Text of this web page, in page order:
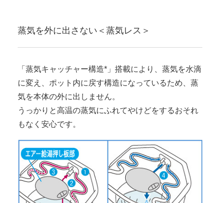
蒸気を外に出さない＜蒸気レス＞
「蒸気キャッチャー構造*」搭載により、蒸気を水滴
に変え、ポット内に戻す構造になっているため、蒸
気を本体の外に出しません。
うっかりと高温の蒸気にふれてやけどをするおそれ
もなく安心です。